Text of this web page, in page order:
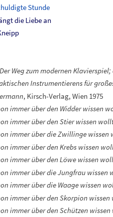
Stunde
die Liebe an
Weg zum modernen
Instrumentierens für
, Kirsch-Verlag, Wien 1975
immer über den Widder wissen
immer über den Stier wissen
immer über die Zwillinge wissen
immer über den Krebs wissen
immer über den Löwe wissen
immer über die Jungfrau wissen
immer über die Waage wissen
immer über den Skorpion
immer über den Schützen